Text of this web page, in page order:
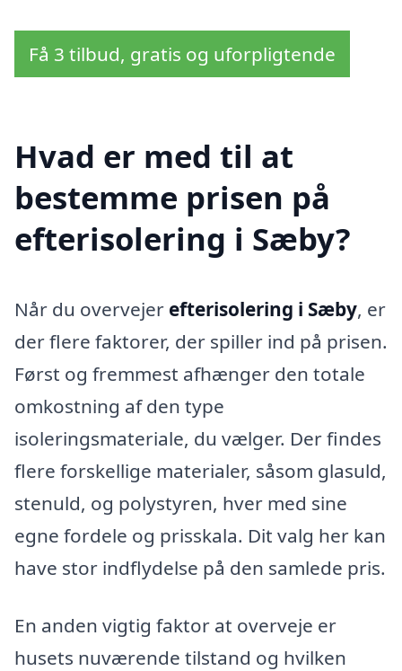
Få 3 tilbud, gratis og uforpligtende
Hvad er med til at
bestemme prisen på
efterisolering i Sæby?
Når du overvejer efterisolering i Sæby, er
der flere faktorer, der spiller ind på prisen.
Først og fremmest afhænger den totale
omkostning af den type
isoleringsmateriale, du vælger. Der findes
flere forskellige materialer, såsom glasuld,
stenuld, og polystyren, hver med sine
egne fordele og prisskala. Dit valg her kan
have stor indflydelse på den samlede pris.
En anden vigtig faktor at overveje er
husets nuværende tilstand og hvilken